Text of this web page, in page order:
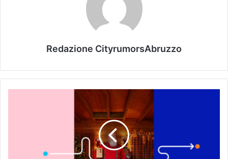
Redazione CityrumorsAbruzzo